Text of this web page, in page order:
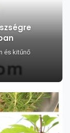
és kitűnő